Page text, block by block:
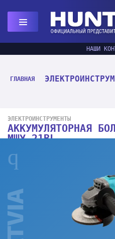
НАШИ
ГЛАВНАЯ
ЭЛЕКТРОИНСТРУМЕНТЫ
АККУМУЛЯТОРНАЯ
МШУ-21BL